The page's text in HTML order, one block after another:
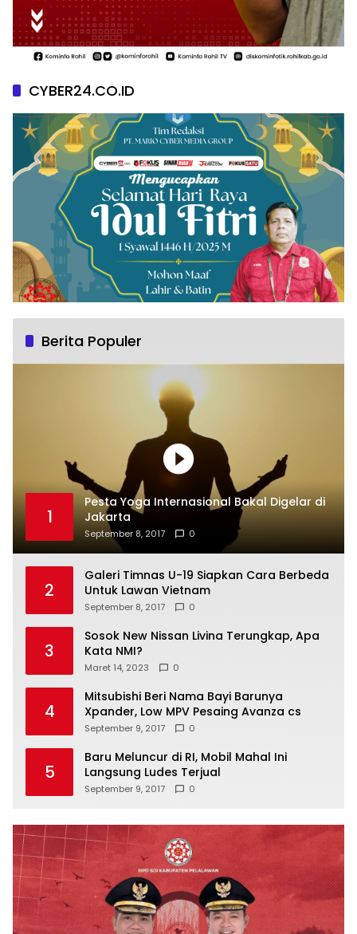
CYBER24.CO.ID
Berita Populer
1
Pesta Yoga Internasional Bakal Digelar di
Jakarta
September 8, 2017 0
2
Galeri Timnas U-19 Siapkan Cara Berbeda
Untuk Lawan Vietnam
September 8, 2017 0
3
Sosok New Nissan Livina Terungkap, Apa
Kata NMI?
Maret 14, 2023 0
4
Mitsubishi Beri Nama Bayi Barunya
Xpander, Low MPV Pesaing Avanza cs
September 9, 2017 0
5
Baru Meluncur di RI, Mobil Mahal Ini
Langsung Ludes Terjual
September 9, 2017 0